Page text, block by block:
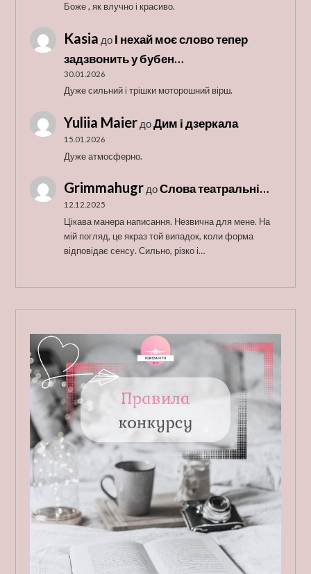
Боже , як влучно і красиво.
Kasia до І нехай моє слово тепер
задзвонить у бубен…
30.01.2026
Дуже сильний і трішки моторошний вірш.
Yuliia Maier доДим і дзеркала
15.01.2026
Дуже атмосферно.
Grimmahugr доСлова театральні…
12.12.2025
Цікава манера написання. Незвична для мене. На
мій погляд, це якраз той випадок, коли форма
відповідає сенсу. Сильно, різко і…